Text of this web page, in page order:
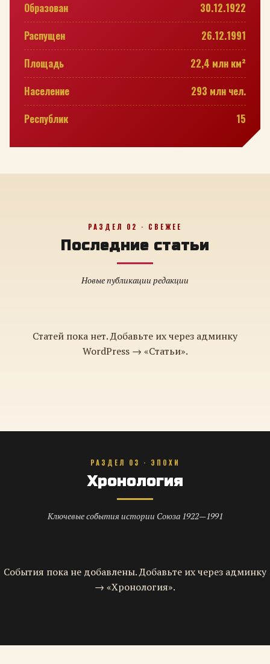
Образован
30.12.1922
Распущен
26.12.1991
Площадь
22,4 млн км²
Население
293 млн чел.
Республик
15
РАЗДЕЛ 02 · СВЕЖЕЕ
Последние статьи
Новые публикации редакции
Статей пока нет. Добавьте их через админку
WordPress → «Статьи».
РАЗДЕЛ 03 · ЭПОХИ
Хронология
Ключевые события истории Союза 1922—1991
События пока не добавлены. Добавьте их через админку
→ «Хронология».